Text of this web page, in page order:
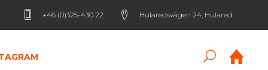
+46 (0)325-430 22 Hularedsvägen 24, Hulared